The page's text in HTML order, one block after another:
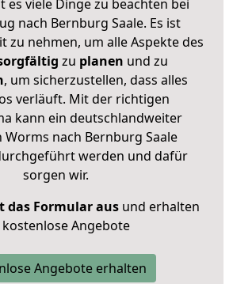
es viele Dinge zu beachten bei
nach Bernburg Saale. Es ist
zu nehmen, um alle Aspekte des
zu planen und zu
, um sicherzustellen, dass alles
verläuft. Mit der richtigen
kann ein deutschlandweiter
Worms nach Bernburg Saale
werden und dafür
sorgen wir.
das Formular ausund erhalten
kostenlose Angebote
Angebote erhalten